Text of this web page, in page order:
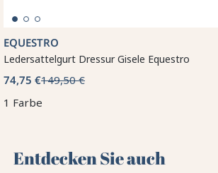
EQUESTRO
Ledersattelgurt Dressur Gisele Equestro
74,75 €149,50 €
1 Farbe
Entdecken Sie auch 🌻